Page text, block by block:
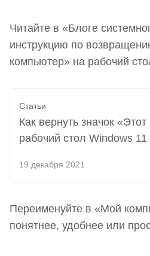
Читайте в «Блоге
инструкцию по
компьютер» на рабочий
Статьи
Как вернуть значок
рабочий стол Windows 11
19 декабря 2021
Переименуйте в «Мой
понятнее, удобнее или